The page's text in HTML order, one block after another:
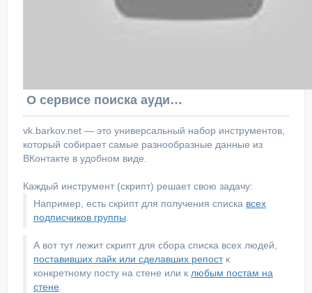
О сервисе поиска аудитории ВКонтакте
vk.barkov.net — это универсальный набор инструментов,
который собирает самые разнообразные данные из
ВКонтакте в удобном виде.
Каждый инструмент (скрипт) решает свою задачу:
Например, есть скрипт для получения списка всех
подписчиков группы
А вот тут лежит скрипт для сбора списка всех людей,
поставивших лайк или сделавших репостк
конкретному посту на стене или к любым постам на
стене